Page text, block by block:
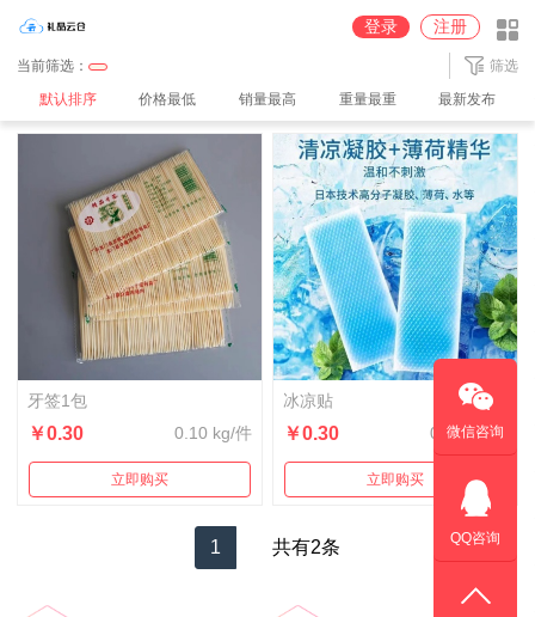
登录 注册
当前筛选： 筛选
默认排序 价格最低 销量最高 重量最重 最新发布
中通广州2【100%派送】仓
牙签1包
￥0.30 0.10 kg/件
立即购买
冰凉贴
￥0.30 0.10 kg/件
立即购买
1 共有2条
微信咨询
QQ咨询